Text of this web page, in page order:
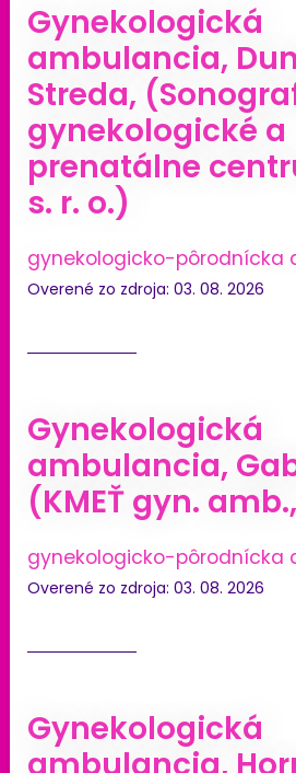
Gynekologická
ambulancia,
Streda,
gynekologické a
prenatálne
s. r. o.)
gynekologicko-pôrodnícka
Overené zo zdroja: 03. 08. 2026
Gynekologická
ambulancia,
(KMEŤ gyn.
gynekologicko-pôrodnícka
Overené zo zdroja: 03. 08. 2026
Gynekologická